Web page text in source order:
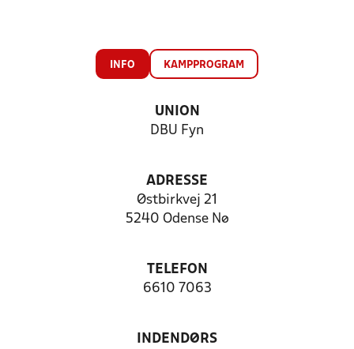
INFO KAMPPROGRAM
UNION
DBU Fyn
ADRESSE
Østbirkvej 21
5240 Odense Nø
TELEFON
6610 7063
INDENDØRS